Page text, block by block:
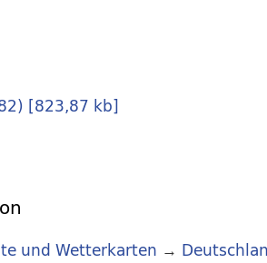
[823,87 kb]
und Wetterkarten →